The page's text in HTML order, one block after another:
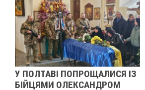
У ПОЛТАВІ ПОПРОЩАЛИСЯ ІЗ
БІЙЦЯМИ ОЛЕКСАНДРОМ